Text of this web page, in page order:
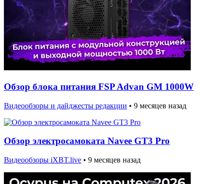
Обзор блока питания FSP Advan GM 1000W
Видеообзоры и дайджесты редакции • 9 месяцев назад
Обзор электросамоката Navee GT3 Pro
Видеообзоры iXBT.live • 9 месяцев назад